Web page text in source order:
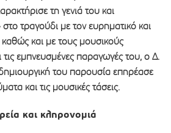
τη γενιά του και
τραγούδι με τον ευρηματικό και
καθώς και με τους μουσικούς
εμπνευσμένες παραγωγές του, ο Δ.
του παρουσία επηρέασε
και τις μουσικές τάσεις.
και κληρονομιά